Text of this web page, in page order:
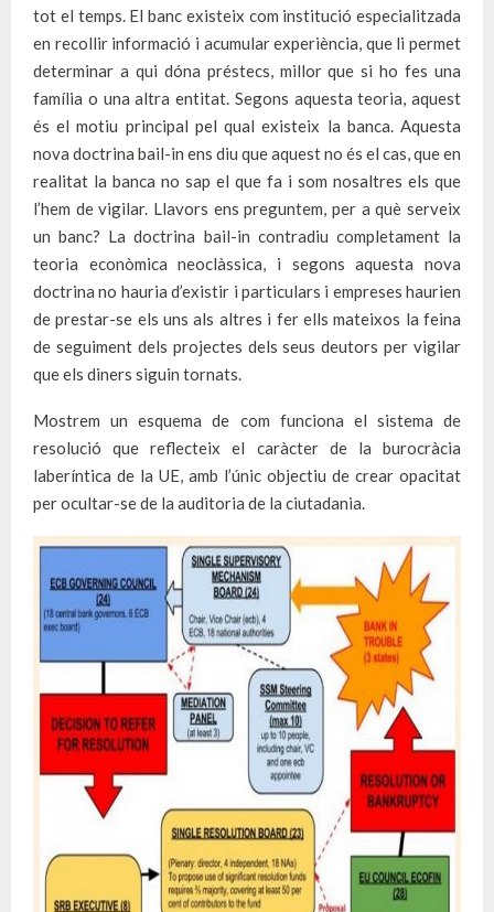
tot el temps. El banc existeix com institució especialitzada
en recollir informació i acumular experiència, que li permet
determinar a qui dóna préstecs, millor que si ho fes una
família o una altra entitat. Segons aquesta teoria, aquest
és el motiu principal pel qual existeix la banca. Aquesta
nova doctrina bail-in ens diu que aquest no és el cas, que en
realitat la banca no sap el que fa i som nosaltres els que
l’hem de vigilar. Llavors ens preguntem, per a què serveix
un banc? La doctrina bail-in contradiu completament la
teoria econòmica neoclàssica, i segons aquesta nova
doctrina no hauria d’existir i particulars i empreses haurien
de prestar-se els uns als altres i fer ells mateixos la feina
de seguiment dels projectes dels seus deutors per vigilar
que els diners siguin tornats.
Mostrem un esquema de com funciona el sistema de
resolució que reflecteix el caràcter de la burocràcia
laberíntica de la UE, amb l’únic objectiu de crear opacitat
per ocultar-se de la auditoria de la ciutadania.